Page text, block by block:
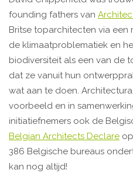
founding fathers van
Britse toparchitecten via
de klimaatproblematiek en
biodiversiteit als een van de
dat ze vanuit hun
wat aan te doen.
voorbeeld en in
initiatiefnemers ook de
Belgian Architects Declare
386 Belgische bureaus
kan nog altijd!